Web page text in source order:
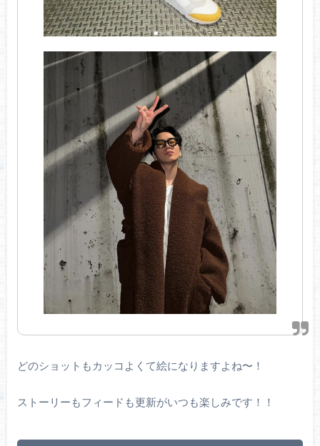
どのショットもカッコよくて絵になりますよね〜！
ストーリーもフィードも更新がいつも楽しみです！！